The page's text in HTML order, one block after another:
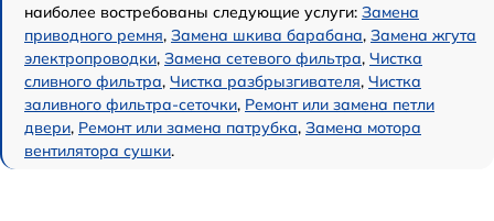
наиболее востребованы следующие услуги: Замена
приводного ремня, Замена шкива барабана, Замена жгута
электропроводки, Замена сетевого фильтра, Чистка
сливного фильтра, Чистка разбрызгивателя, Чистка
заливного фильтра-сеточки, Ремонт или замена петли
двери, Ремонт или замена патрубка, Замена мотора
вентилятора сушки.